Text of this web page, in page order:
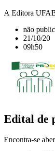
A Editora
não
21/10/20
09h50
Edital de
Encontra-se